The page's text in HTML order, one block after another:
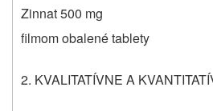
Zinnat 500 mg
filmom obalené tablety
2. KVALITATÍVNE A